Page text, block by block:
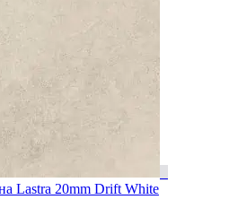
Lastra 20mm Drift White